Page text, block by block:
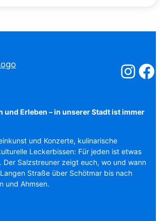
und Erleben – in unserer Stadt ist immer
und Konzerte, kulinarische
Leckerbissen: Für jeden ist etwas
Der Salzstreuner zeigt euch, wo und wann
Straße über Schötmar bis nach
und Ahmsen.